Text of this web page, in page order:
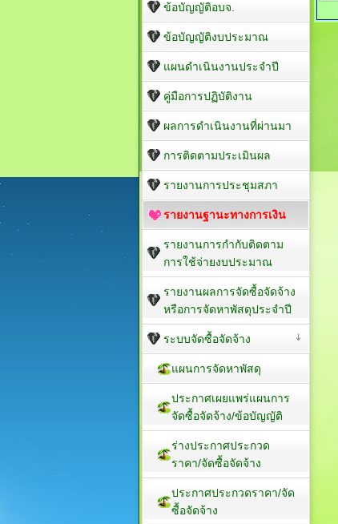
ข้อบัญญัติอบจ.
ข้อบัญญัติงบประมาณ
แผนดำเนินงานประจำปี
คู่มือการปฏิบัติงาน
ผลการดำเนินงานที่ผ่านมา
การติดตามประเมินผล
รายงานการประชุมสภา
รายงานฐานะทางการเงิน
รายงานการกำกับติดตาม
การใช้จ่ายงบประมาณ
รายงานผลการจัดซื้อจัดจ้าง
หรือการจัดหาพัสดุประจำปี
ระบบจัดซื้อจัดจ้าง
แผนการจัดหาพัสดุ
ประกาศเผยแพร่แผนการ
จัดซื้อจัดจ้าง/ข้อบัญญัติ
ร่างประกาศประกวด
ราคา/จัดซื้อจัดจ้าง
ประกาศประกวดราคา/จัด
ซื้อจัดจ้าง